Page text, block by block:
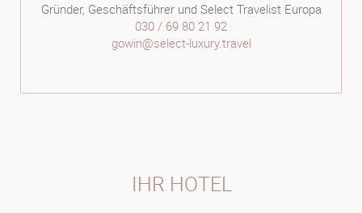
Gründer, Geschäftsführer und Select Travelist Europa
030 / 69 80 21 92
gowin@select-luxury.travel
IHR HOTEL